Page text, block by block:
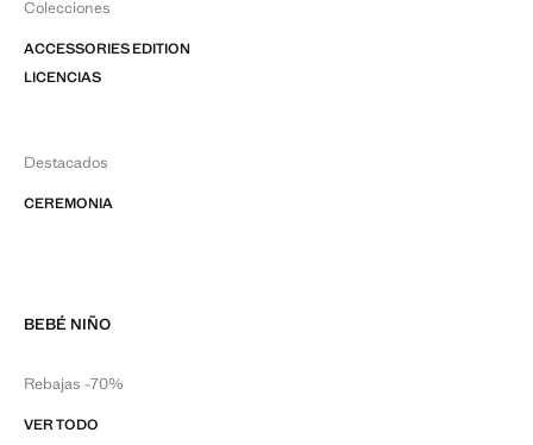
Colecciones
ACCESSORIES EDITION
LICENCIAS
Destacados
CEREMONIA
BEBÉ NIÑO
Rebajas -70%
VER TODO